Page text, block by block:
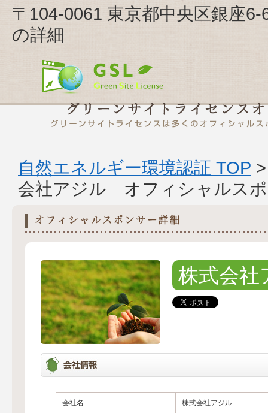
〒104-0061 東京都中央区銀座
の詳細
自然エネルギー環境認証 TOP
会社アジル オフィシャルス
株式会社
会社名 株式会社アジル